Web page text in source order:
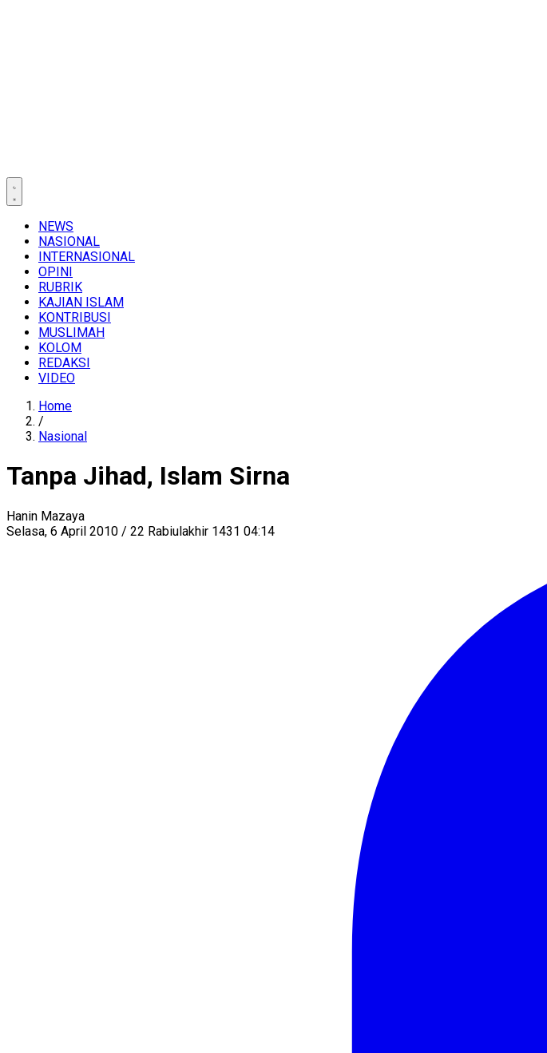
NEWS
NASIONAL
INTERNASIONAL
OPINI
RUBRIK
KAJIAN ISLAM
KONTRIBUSI
MUSLIMAH
KOLOM
REDAKSI
VIDEO
Home
/
Nasional
Tanpa Jihad, Islam Sirna
Hanin Mazaya
Selasa, 6 April 2010 / 22 Rabiulakhir 1431 04:14